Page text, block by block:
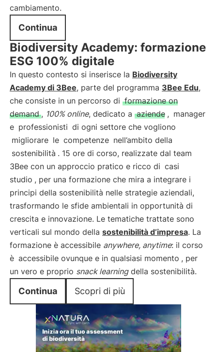
cambiamento.
Continua
Biodiversity Academy: formazione
ESG 100% digitale
In questo contesto si inserisce la Biodiversity
Academy di 3Bee, parte del programma 3Bee Edu,
che consiste in un percorso di formazione on
demand , 100% online, dedicato a aziende , manager
e professionisti di ogni settore che vogliono
migliorare le competenze nell’ambito della
sostenibilità . 15 ore di corso, realizzate dal team
3Bee con un approccio pratico e ricco di casi
studio , per una formazione che mira a integrare i
principi della sostenibilità nelle strategie aziendali,
trasformando le sfide ambientali in opportunità di
crescita e innovazione. Le tematiche trattate sono
verticali sul mondo della sostenibilità d’impresa. La
formazione è accessibile anywhere, anytime: il corso
è accessibile ovunque e in qualsiasi momento , per
un vero e proprio snack learningdella sostenibilità.
Continua Scopri di più